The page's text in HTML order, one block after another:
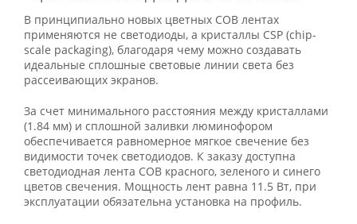
В принципиально новых цветных СОВ лентах
применяются не светодиоды, а кристаллы CSP (chip-
scale packaging), благодаря чему можно создавать
идеальные сплошные световые линии света без
рассеивающих экранов.
За счет минимального расстояния между кристаллами
(1.84 мм) и сплошной заливки люминофором
обеспечивается равномерное мягкое свечение без
видимости точек светодиодов. К заказу доступна
светодиодная лента COB красного, зеленого и синего
цветов свечения. Мощность лент равна 11.5 Вт, при
эксплуатации обязательна установка на профиль.